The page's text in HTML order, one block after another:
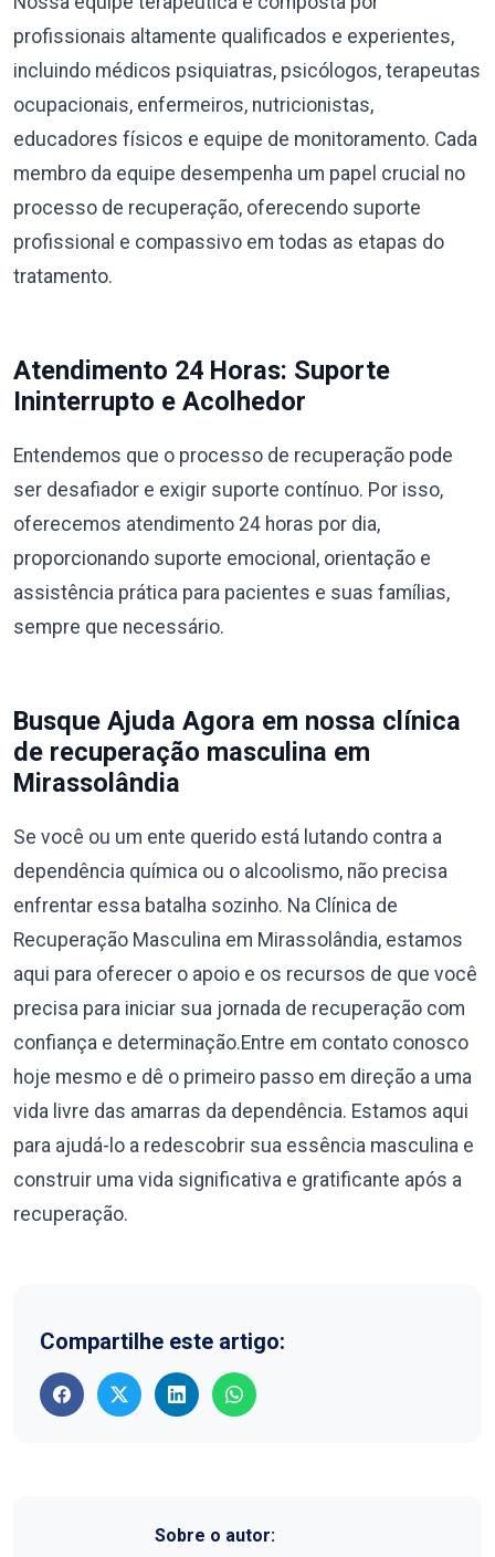
profissionais altamente qualificados e experientes,
incluindo médicos psiquiatras, psicólogos, terapeutas
ocupacionais, enfermeiros, nutricionistas,
educadores físicos e equipe de monitoramento. Cada
membro da equipe desempenha um papel crucial no
processo de recuperação, oferecendo suporte
profissional e compassivo em todas as etapas do
tratamento.
Atendimento 24 Horas: Suporte
Ininterrupto e Acolhedor
Entendemos que o processo de recuperação pode
ser desafiador e exigir suporte contínuo. Por isso,
oferecemos atendimento 24 horas por dia,
proporcionando suporte emocional, orientação e
assistência prática para pacientes e suas famílias,
sempre que necessário.
Busque Ajuda Agora em nossa clínica
de recuperação masculina em
Mirassolândia
Se você ou um ente querido está lutando contra a
dependência química ou o alcoolismo, não precisa
enfrentar essa batalha sozinho. Na Clínica de
Recuperação Masculina em Mirassolândia, estamos
aqui para oferecer o apoio e os recursos de que você
precisa para iniciar sua jornada de recuperação com
confiança e determinação.Entre em contato conosco
hoje mesmo e dê o primeiro passo em direção a uma
vida livre das amarras da dependência. Estamos aqui
para ajudá-lo a redescobrir sua essência masculina e
construir uma vida significativa e gratificante após a
recuperação.
Compartilhe este artigo:
Sobre o autor: